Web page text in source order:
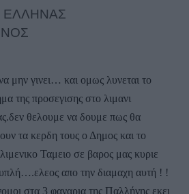
ΕΛΛΗΝΑΣ
μην γινει… και ομως λυνεται το
της προσεγισης στο λιμανι
θελουμε να δουμε πως θα
τα κερδη τους ο Δημος και το
Ταμειο σε βαρος μας κυριε
απο την διαμαχη αυτή ! !
στα 3 φαναρια της Παλλήνης εκει